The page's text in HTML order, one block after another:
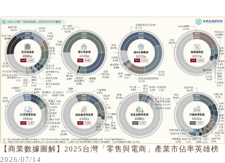
SOGO則分別維持13.1%及10.8%的市佔表現，顯示大型百貨集
團憑藉既有商場網絡、品牌招商能力、會員經營及多據點布局，
仍具備穩定市場競爭力。 排名第四的三井不動產為近年市佔率
成長最顯著的業者。三井集團透過MITSUI OUTLET PARK及
LaLaport等大型複合式商業設施布局，成功掌握體驗消費、餐
飲娛樂及全客層一站式購物需求，加上新據點開幕及既有商場營
運逐步成熟，推動市佔率由6.0%提升至8.3%，超越微風集團，
躍升為台灣第四大百貨商場經營品牌，亦反映大型複合式商業設
施為驅動百貨市場成長的重要動能。
【商業數據圖解】2025台灣「零售與電商」產業市佔率英雄榜
2026/07/14